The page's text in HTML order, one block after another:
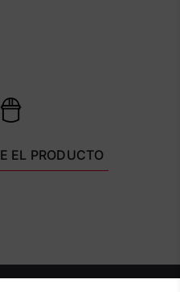
EL PRODUCTO